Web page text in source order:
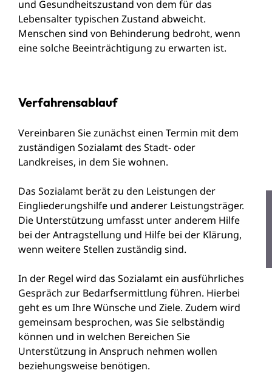
und Gesundheitszustand von dem für das
Lebensalter typischen Zustand abweicht.
Menschen sind von Behinderung bedroht, wenn
eine solche Beeinträchtigung zu erwarten ist.
Verfahrensablauf
Vereinbaren Sie zunächst einen Termin mit dem
zuständigen Sozialamt des Stadt- oder
Landkreises, in dem Sie wohnen.
Das Sozialamt berät zu den Leistungen der
Eingliederungshilfe und anderer Leistungsträger.
Die Unterstützung umfasst unter anderem Hilfe
bei der Antragstellung und Hilfe bei der Klärung,
wenn weitere Stellen zuständig sind.
In der Regel wird das Sozialamt ein ausführliches
Gespräch zur Bedarfsermittlung führen. Hierbei
geht es um Ihre Wünsche und Ziele. Zudem wird
gemeinsam besprochen, was Sie selbständig
können und in welchen Bereichen Sie
Unterstützung in Anspruch nehmen wollen
beziehungsweise benötigen.